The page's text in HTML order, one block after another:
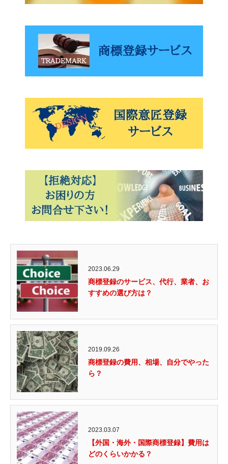
2023.06.29
商標登録のサービス、代行、業者、お
すすめの選び方は？
2019.09.26
商標登録の費用、相場、自分でやった
ら？
2023.03.07
【外国・海外・国際商標登録】費用は
どのくらいかかる？